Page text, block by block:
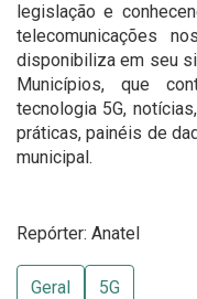
legislação e
telecomunicações
disponibiliza em seu
Municípios, que
tecnologia 5G,
práticas, painéis de
municipal.
Repórter: Anatel
Geral 5G